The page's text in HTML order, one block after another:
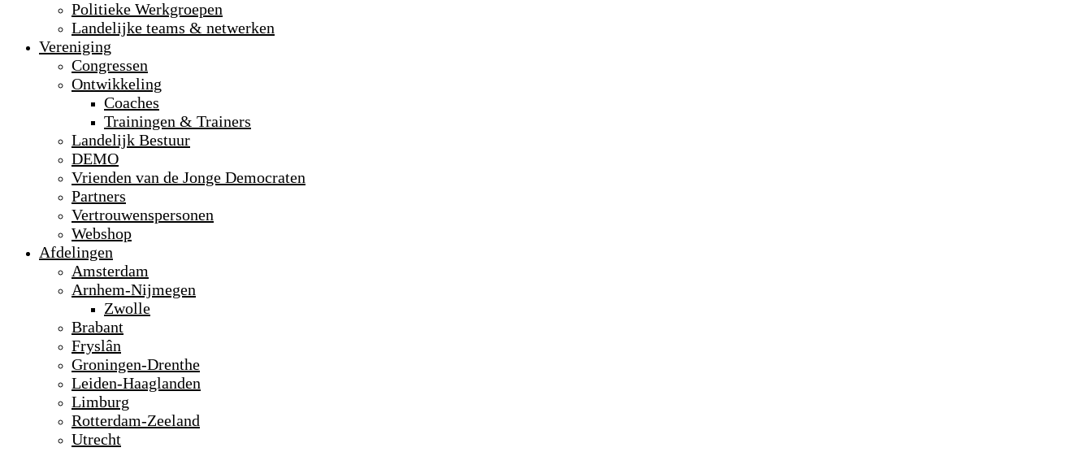
Politieke Werkgroepen
Landelijke teams & netwerken
Vereniging
Congressen
Ontwikkeling
Coaches
Trainingen & Trainers
Landelijk Bestuur
DEMO
Vrienden van de Jonge Democraten
Partners
Vertrouwenspersonen
Webshop
Afdelingen
Amsterdam
Arnhem-Nijmegen
Zwolle
Brabant
Fryslân
Groningen-Drenthe
Leiden-Haaglanden
Limburg
Rotterdam-Zeeland
Utrecht